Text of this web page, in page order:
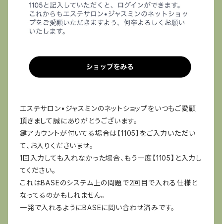
エステサロン•ジャスミンのネットショップをいつもご愛顧
頂きまして誠にありがとうございます。
鍵アカウントが付いてる場合は【1105】をご入力いただい
て、お入りくださいませ。
1回入力しても入れなかった場合、もう一度【1105】と入力し
てください。
これはBASEのシステム上の問題で2回目で入れる仕様と
なってるのかもしれません。
一発で入れるようにBASEに問い合わせ済みです。